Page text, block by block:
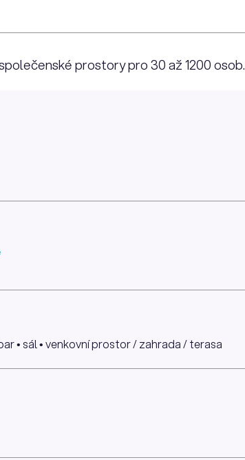
prostory pro 30 až 1200 osob.
• sál • venkovní prostor / zahrada / terasa